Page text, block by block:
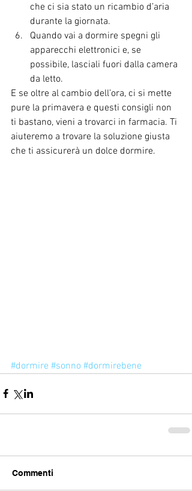
che ci sia stato un ricambio d’aria
durante la giornata.
Quando vai a dormire spegni gli
apparecchi elettronici e, se
possibile, lasciali fuori dalla camera
da letto.
E se oltre al cambio dell’ora, ci si mette
pure la primavera e questi consigli non
ti bastano, vieni a trovarci in farmacia. Ti
aiuteremo a trovare la soluzione giusta
che ti assicurerà un dolce dormire.
#dormire #sonno #dormirebene
Commenti